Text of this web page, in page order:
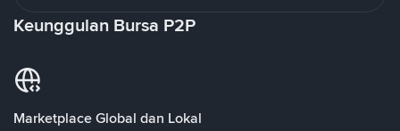
Keunggulan Bursa P2P
Marketplace Global dan Lokal